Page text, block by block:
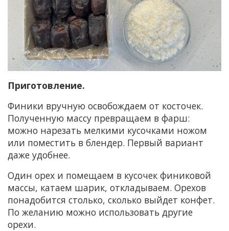
Приготовление.
Финики вручную освобождаем от косточек.
Полученную массу превращаем в фарш:
можно нарезать мелкими кусочками ножом
или поместить в блендер. Первый вариант
даже удобнее.
Один орех и помещаем в кусочек финиковой
массы, катаем шарик, откладываем. Орехов
понадобится столько, сколько выйдет конфет.
По желанию можно использовать другие
орехи.